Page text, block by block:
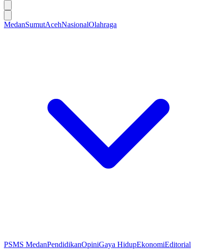
MedanSumutAcehNasionalOlahraga
PSMS MedanPendidikanOpiniGaya HidupEkonomiEditorial